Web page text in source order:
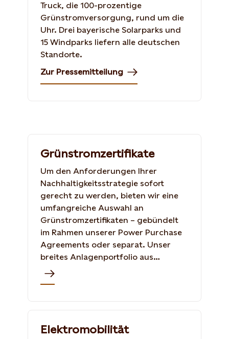
Truck, die 100-prozentige
Grünstromversorgung, rund um die
Uhr. Drei bayerische Solarparks und
15 Windparks liefern alle deutschen
Standorte.
Zur Pressemitteilung
Grünstromzertifikate
Um den Anforderungen Ihrer
Nachhaltigkeitsstrategie sofort
gerecht zu werden, bieten wir eine
umfangreiche Auswahl an
Grünstromzertifikaten – gebündelt
im Rahmen unserer Power Purchase
Agreements oder separat. Unser
breites Anlagenportfolio aus
Wasser-, Wind- und Solarenergie
deckt Ihre Kriterien für Kosten,
Elektromobilität